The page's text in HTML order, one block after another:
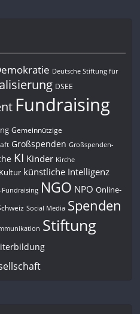
Deutsche Stiftung für
DSEE
Fundraising
Gemeinnützige
Großspenden Großspenden-
KI Kinder Kirche
Kultur künstliche Intelligenz
Fundraising NGO NPO Online-
Social Media Spenden
Stiftung